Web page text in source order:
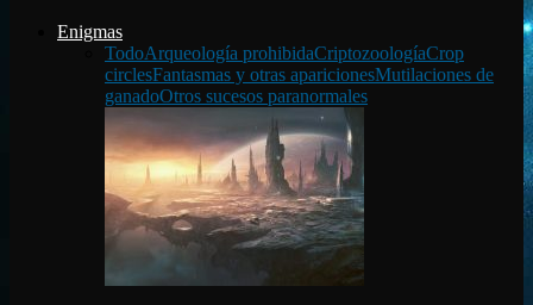
Enigmas
TodoArqueología prohibidaCriptozoologíaCrop
circlesFantasmas y otras aparicionesMutilaciones de
ganadoOtros sucesos paranormales